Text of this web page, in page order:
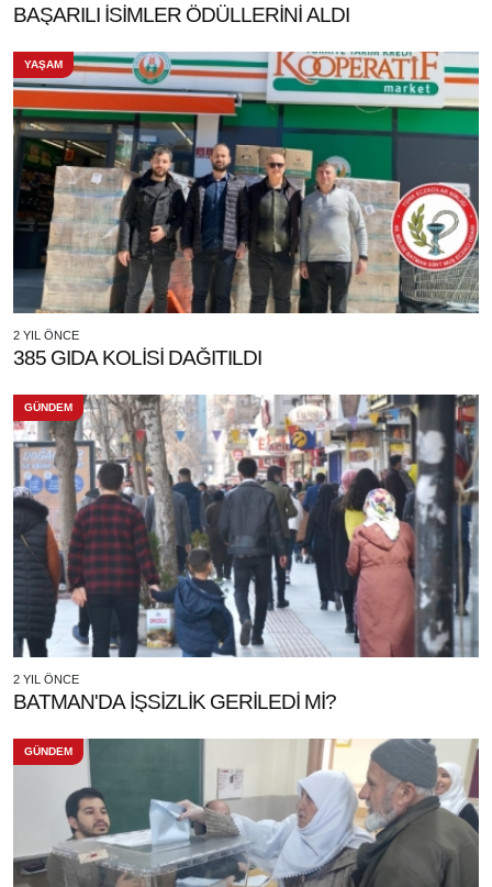
BAŞARILI İSİMLER ÖDÜLLERİNİ ALDI
YAŞAM
2 YIL ÖNCE
385 GIDA KOLİSİ DAĞITILDI
GÜNDEM
2 YIL ÖNCE
BATMAN'DA İŞSİZLİK GERİLEDİ Mİ?
GÜNDEM